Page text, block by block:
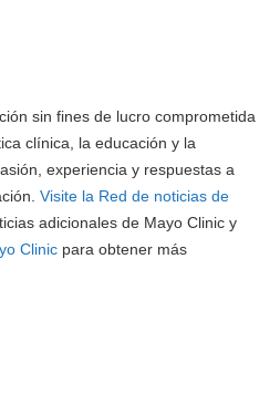
sin fines de lucro comprometida
clínica, la educación y la
experiencia y respuestas a
Visite la Red de noticias de
adicionales de Mayo Clinic y
Clinic para obtener más